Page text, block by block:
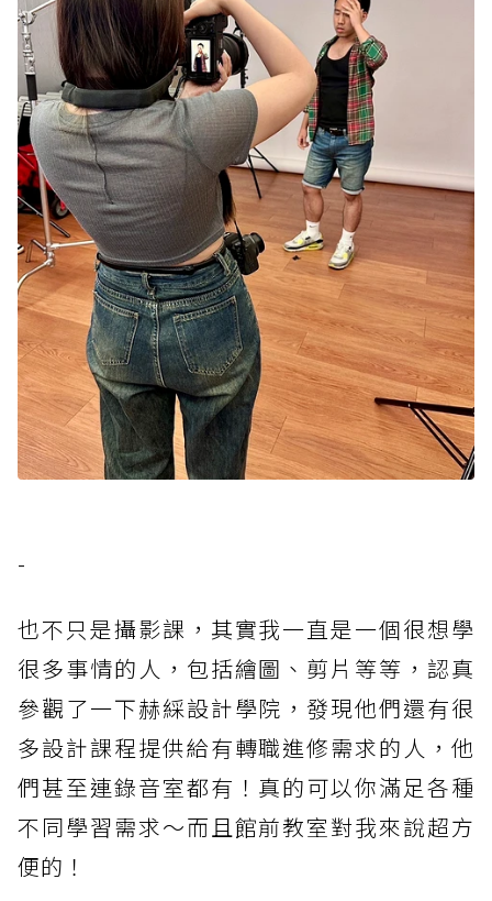
-
也不只是攝影課，其實我一直是一個很想學
很多事情的人，包括繪圖、剪片等等，認真
參觀了一下赫綵設計學院，發現他們還有很
多設計課程提供給有轉職進修需求的人，他
們甚至連錄音室都有！真的可以你滿足各種
不同學習需求～而且館前教室對我來說超方
便的！